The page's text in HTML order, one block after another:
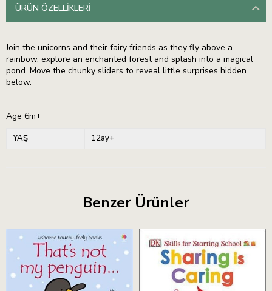
ÜRÜN ÖZELLIKLERI
Join the unicorns and their fairy friends as they fly above a
rainbow, explore an enchanted forest and splash into a magical
pond. Move the chunky sliders to reveal little surprises hidden
below.
Age 6m+
YAŞ 12ay+
Benzer Ürünler